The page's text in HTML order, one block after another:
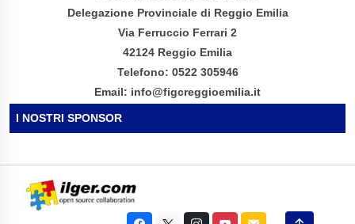
Delegazione Provinciale di Reggio Emilia
Via Ferruccio Ferrari 2
42124 Reggio Emilia
Telefono: 0522 305946
Email: info@figcreggioemilia.it
I NOSTRI SPONSOR